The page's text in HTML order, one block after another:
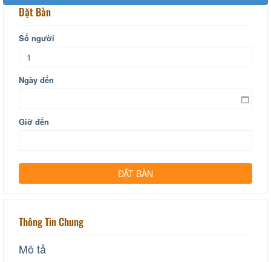
Đặt Bàn
Số người
Ngày đến
Giờ đến
Thông Tin Chung
Mô tả